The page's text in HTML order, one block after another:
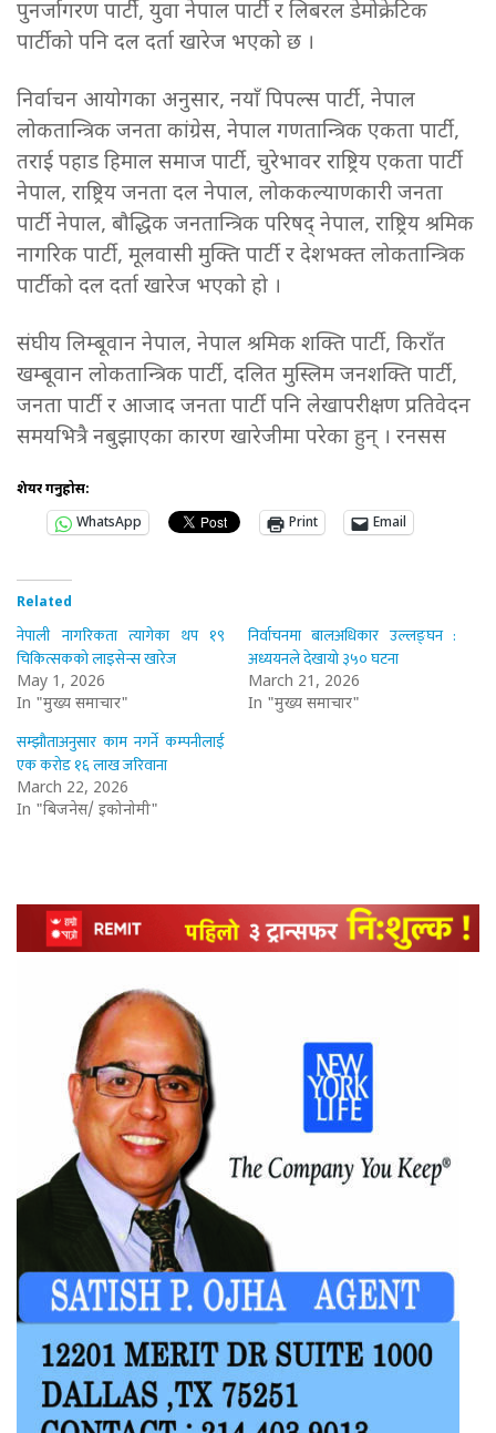
पुनर्जागरण पार्टी, युवा नेपाल पार्टी र लिबरल डेमोक्रेटिक
पार्टीको पनि दल दर्ता खारेज भएको छ ।
निर्वाचन आयोगका अनुसार, नयाँ पिपल्स पार्टी, नेपाल
लोकतान्त्रिक जनता कांग्रेस, नेपाल गणतान्त्रिक एकता पार्टी,
तराई पहाड हिमाल समाज पार्टी, चुरेभावर राष्ट्रिय एकता पार्टी
नेपाल, राष्ट्रिय जनता दल नेपाल, लोककल्याणकारी जनता
पार्टी नेपाल, बौद्धिक जनतान्त्रिक परिषद् नेपाल, राष्ट्रिय श्रमिक
नागरिक पार्टी, मूलवासी मुक्ति पार्टी र देशभक्त लोकतान्त्रिक
पार्टीको दल दर्ता खारेज भएको हो ।
संघीय लिम्बूवान नेपाल, नेपाल श्रमिक शक्ति पार्टी, किराँत
खम्बूवान लोकतान्त्रिक पार्टी, दलित मुस्लिम जनशक्ति पार्टी,
जनता पार्टी र आजाद जनता पार्टी पनि लेखापरीक्षण प्रतिवेदन
समयभित्रै नबुझाएका कारण खारेजीमा परेका हुन् । रनसस
शेयर गर्नुहोस:
WhatsApp
Print Email
Related
नेपाली नागरिकता त्यागेका थप १९
चिकित्सकको लाइसेन्स खारेज
May 1, 2026
In "मुख्य समाचार"
निर्वाचनमा बालअधिकार उल्लङ्घन :
अध्ययनले देखायो ३५० घटना
March 21, 2026
In "मुख्य समाचार"
सम्झौताअनुसार काम नगर्ने कम्पनीलाई
एक करोड १६ लाख जरिवाना
March 22, 2026
In "बिजनेस/ इकोनोमी"